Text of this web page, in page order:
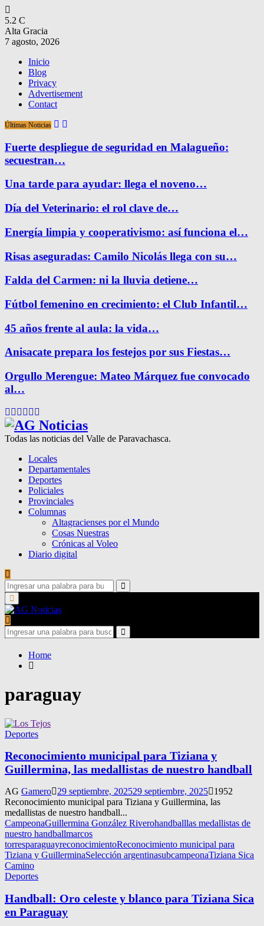
5.2 C
Alta Gracia
7 agosto, 2026
Inicio
Blog
Privacy
Advertisement
Contact
Últimas Noticias
Fuerte despliegue de seguridad en Malagueño:
secuestran…
Una tarde para ayudar: llega el noveno…
Día del Veterinario: el rol clave de…
Energía limpia y cooperativismo: así funciona el…
Risas aseguradas: Camilo Nicolás llega con su…
Falda del Carmen: ni la lluvia detiene…
Fútbol femenino en crecimiento: el Club Infantil…
45 años frente al aula: la vida…
Anisacate prepara los festejos por sus Fiestas…
Orgullo Merengue: Mateo Márquez fue convocado
al…
Facebook
Twitter
Instagram
Pinterest
Google
Todas las noticias del Valle de Paravachasca.
Locales
Departamentales
Deportes
Policiales
Provinciales
Columnas
Altagracienses por el Mundo
Cosas Nuestras
Crónicas al Voleo
Diario digital
Search
for:
Search
Primary
Menu
Search
for:
Search
Home
paraguay
Deportes
Reconocimiento municipal para Tiziana y
Guillermina, las medallistas de nuestro handball
AG Gamero 29 septiembre, 202529 septiembre, 2025
1952
Reconocimiento municipal para Tiziana y Guillermina, las
medallistas de nuestro handball...
CampeonaGuillermina González Riverohandballlas medallistas de
nuestro handballmarcos
torresparaguayreconocimientoReconocimiento municipal para
Tiziana y GuillerminaSelección argentinasubcampeonaTiziana Sica
Camino
Deportes
Handball: Oro celeste y blanco para Tiziana Sica
en Paraguay